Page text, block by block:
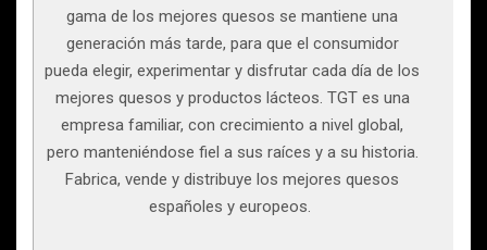
gama de los mejores quesos se mantiene una
generación más tarde, para que el consumidor
pueda elegir, experimentar y disfrutar cada día de los
mejores quesos y productos lácteos. TGT es una
empresa familiar, con crecimiento a nivel global,
pero manteniéndose fiel a sus raíces y a su historia.
Fabrica, vende y distribuye los mejores quesos
españoles y europeos.